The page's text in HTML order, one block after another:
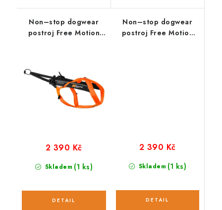
Non–stop dogwear
postroj Free Motion
Skladem (1 ks)
2 390 Kč
Non–stop dogwear
postroj Free Motion
Skladem (1 ks)
2 390 Kč